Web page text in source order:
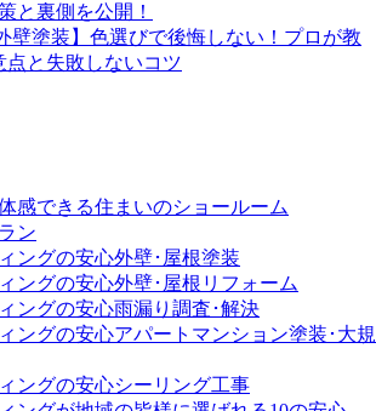
と裏側を公開！
壁塗装】色選びで後悔しない！プロが教
点と失敗しないコツ